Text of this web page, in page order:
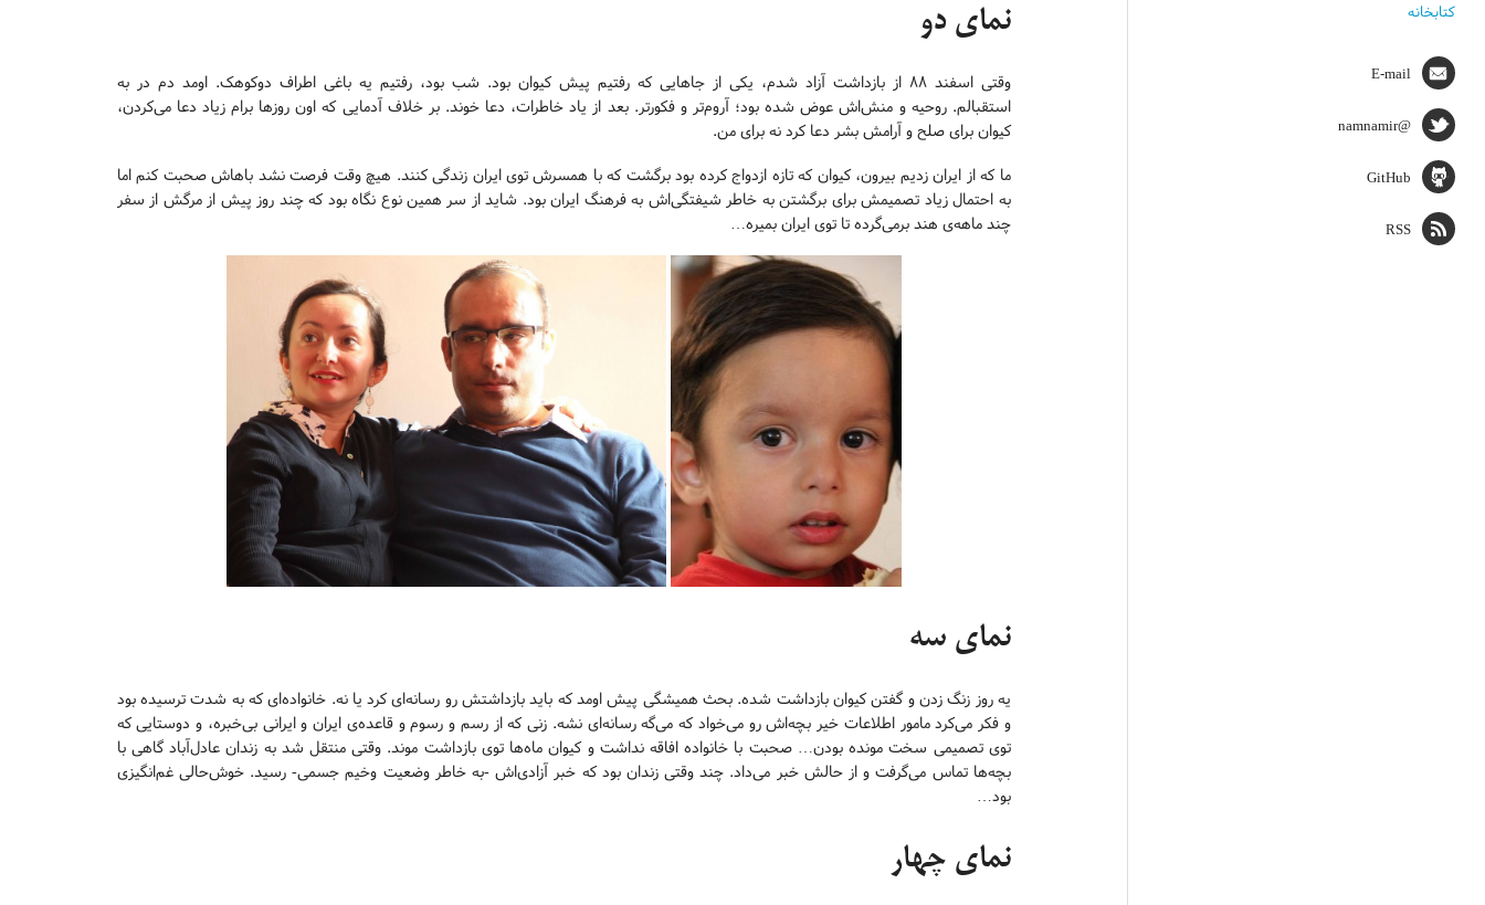
نمای دو
وقتی اسفند ۸۸ از بازداشت آزاد شدم، یکی از جاهایی که رفتیم پیش کیوان بود. شب بود، رفتیم یه باغی اطراف دوکوهک. اومد دم در به
استقبالم. روحیه و منش‌اش عوض شده بود؛ آروم‌تر و فکورتر. بعد از یاد خاطرات، دعا خوند. بر خلاف آدمایی که اون روزها برام زیاد دعا می‌کردن،
کیوان برای صلح و آرامش بشر دعا کرد نه برای من.
ما که از ایران زدیم بیرون، کیوان که تازه ازدواج کرده بود برگشت که با همسرش توی ایران زندگی کنند. هیچ وقت فرصت نشد باهاش صحبت کنم اما
به احتمال زیاد تصمیمش برای برگشتن به خاطر شیفتگی‌اش به فرهنگ ایران بود. شاید از سر همین نوع نگاه بود که چند روز پیش از مرگش از سفر
چند ماهه‌ی هند برمی‌گرده تا توی ایران بمیره…
نمای سه
یه روز زنگ زدن و گفتن کیوان بازداشت شده. بحث همیشگی پیش اومد که باید بازداشتش رو رسانه‌ای کرد یا نه. خانواده‌ای که به شدت ترسیده بود
و فکر می‌کرد مامور اطلاعات خیر بچه‌اش رو می‌خواد که می‌گه رسانه‌ای نشه. زنی که از رسم و رسوم و قاعده‌ی ایران و ایرانی بی‌خبره، و دوستایی که
توی تصمیمی سخت مونده بودن… صحبت با خانواده افاقه نداشت و کیوان ماه‌ها توی بازداشت موند. وقتی منتقل شد به زندان عادل‌آباد گاهی با
بچه‌ها تماس می‌گرفت و از حالش خبر می‌داد. چند وقتی زندان بود که خبر آزادی‌اش -به خاطر وضعیت وخیم جسمی- رسید. خوش‌حالی غم‌انگیزی
بود…
نمای چهار
کتابخانه
E-mail
@namnamir
GitHub
RSS